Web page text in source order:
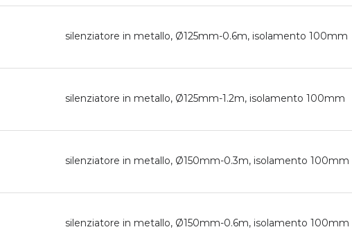
silenziatore in metallo, Ø125mm-0.6m, isolamento 100mm
silenziatore in metallo, Ø125mm-1.2m, isolamento 100mm
silenziatore in metallo, Ø150mm-0.3m, isolamento 100mm
silenziatore in metallo, Ø150mm-0.6m, isolamento 100mm